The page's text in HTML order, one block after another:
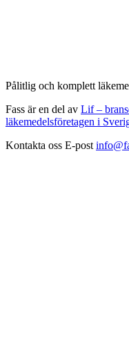
Pålitlig och komplett
Fass är en del av Lif –
läkemedelsföretagen i
Kontakta oss E-post